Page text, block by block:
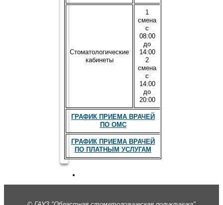
Стоматологические
кабинеты
1
смена
с
08:00
до
14:00
2
смена
с
14:00
до
20:00
ГРАФИК ПРИЕМА ВРАЧЕЙ
ПО ОМС
ГРАФИК ПРИЕМА ВРАЧЕЙ
ПО ПЛАТНЫМ УСЛУГАМ